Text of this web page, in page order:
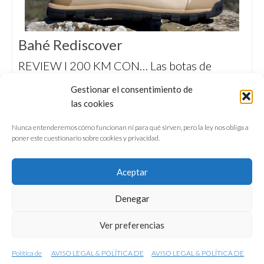
Gestionar el consentimiento de
las cookies
Nunca entenderemos cómo funcionan ni para qué sirven, pero la ley nos obliga a
poner este cuestionario sobre cookies y privacidad.
Aceptar
Denegar
Ver preferencias
Política de AVISO LEGAL & POLÍTICA DE AVISO LEGAL & POLÍTICA DE
Bahé Rediscover
REVIEW I 200 KM CON… Las botas de
horma respetuosa y un sistema ‘grounding’
de conexión eléctrica con los suelos
naturales.
CONFERENCIAS
VÍDEOS & REPORTAJES TV
NUESTROS LIBROS